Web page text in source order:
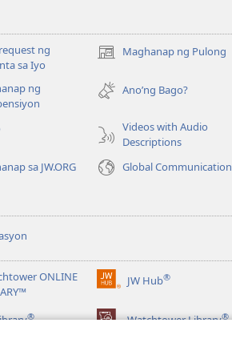
ng
sa Iyo
Maghanap ng Pulong
(may
na
bagong
window)
ng
Ano’ng Bago?
Videos with Audio
Descriptions
sa JW.ORG
Global Communication
ONLINE
JW Hub®
(may
na
® Watchtower Library®